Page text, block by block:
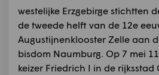
westelijke Erzgebirge stichtten
de tweede helft van de 12e
Augustijnenklooster Zelle aan
bisdom Naumburg. Op 7 mei
keizer Friedrich I in de rijksstad